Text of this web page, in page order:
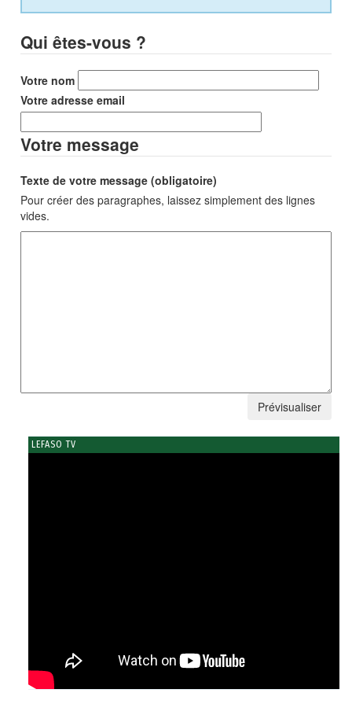
Qui êtes-vous ?
Votre nom
Votre adresse email
Votre message
Texte de votre message (obligatoire)
Pour créer des paragraphes, laissez simplement des lignes
vides.
LEFASO TV